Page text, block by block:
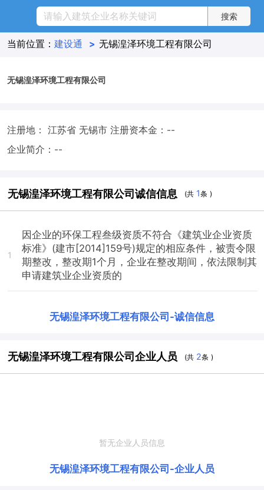
当前位置： 建设通 > 无锡湟泽环境工程有限公司
无锡湟泽环境工程有限公司
注册地： 江苏省 无锡市 注册资本金：--
企业简介：--
无锡湟泽环境工程有限公司诚信信息 (共 1条 )
1
因企业的环保工程叁级资质不符合《建筑业企业资质
标准》(建市[2014]159号)规定的相应条件，被责令限
期整改，整改期1个月，企业在整改期间，依法限制其
申请建筑业企业资质的
无锡湟泽环境工程有限公司 -诚信信息
无锡湟泽环境工程有限公司企业人员 (共 2条 )
暂无企业人员信息
无锡湟泽环境工程有限公司 -企业人员